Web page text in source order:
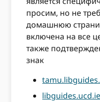
просим, ​​но не
домашнюю
включена на все
также
знак